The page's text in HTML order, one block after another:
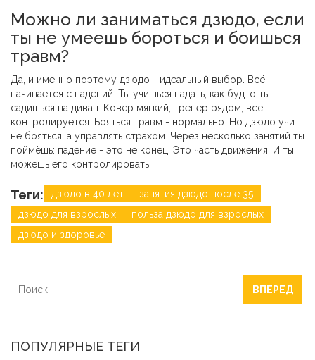
Можно ли заниматься дзюдо, если
ты не умеешь бороться и боишься
травм?
Да, и именно поэтому дзюдо - идеальный выбор. Всё
начинается с падений. Ты учишься падать, как будто ты
садишься на диван. Ковёр мягкий, тренер рядом, всё
контролируется. Бояться травм - нормально. Но дзюдо учит
не бояться, а управлять страхом. Через несколько занятий ты
поймёшь: падение - это не конец. Это часть движения. И ты
можешь его контролировать.
Теги: дзюдо в 40 лет
занятия дзюдо после 35
дзюдо для взрослых
польза дзюдо для взрослых
дзюдо и здоровье
ВПЕРЕД
ПОПУЛЯРНЫЕ ТЕГИ